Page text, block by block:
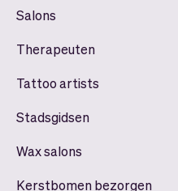
Salons
Therapeuten
Tattoo artists
Stadsgidsen
Wax salons
Kerstbomen bezorgen